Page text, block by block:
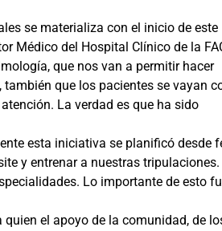
se materializa con el inicio de este
Médico del Hospital Clínico de la
que nos van a permitir hacer
que los pacientes se vayan
La verdad es que ha sido
esta iniciativa se planificó desde
y entrenar a nuestras tripulaciones.
Lo importante de esto
el apoyo de la comunidad, de